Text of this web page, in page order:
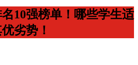
10强榜单！哪些学生适
劣势！